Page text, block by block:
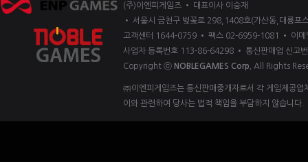
(주)이엔피게임즈 • 대표이사 이승재
• 서울시 금천구 벚꽃로 298,1408호(가산동,대륭포
고객센터 1644-0759 • 팩스 02-6959-1081 • 이
사업자 등록번호 113-86-64298 • 통신판매업 신고
Copyright ⓒ NOBLEGAMES Corp. All Rights
㈜이엔피게임즈는 통신판매중개자로서 각 게임제공
이와 관련하여 당사는 법적 책임을 부담하지 않습니다.